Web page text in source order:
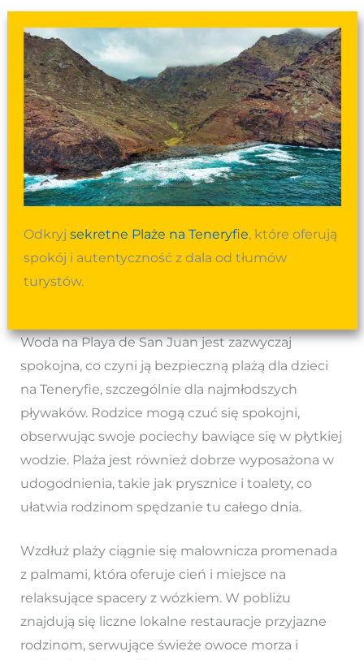
Odkryj sekretne Plaże na Teneryfie, które oferują
spokój i autentyczność z dala od tłumów
turystów.
Woda na Playa de San Juan jest zazwyczaj
spokojna, co czyni ją bezpieczną plażą dla dzieci
na Teneryfie, szczególnie dla najmłodszych
pływaków. Rodzice mogą czuć się spokojni,
obserwując swoje pociechy bawiące się w płytkiej
wodzie. Plaża jest również dobrze wyposażona w
udogodnienia, takie jak prysznice i toalety, co
ułatwia rodzinom spędzanie tu całego dnia.
Wzdłuż plaży ciągnie się malownicza promenada
z palmami, która oferuje cień i miejsce na
relaksujące spacery z wózkiem. W pobliżu
znajdują się liczne lokalne restauracje przyjazne
rodzinom, serwujące świeże owoce morza i